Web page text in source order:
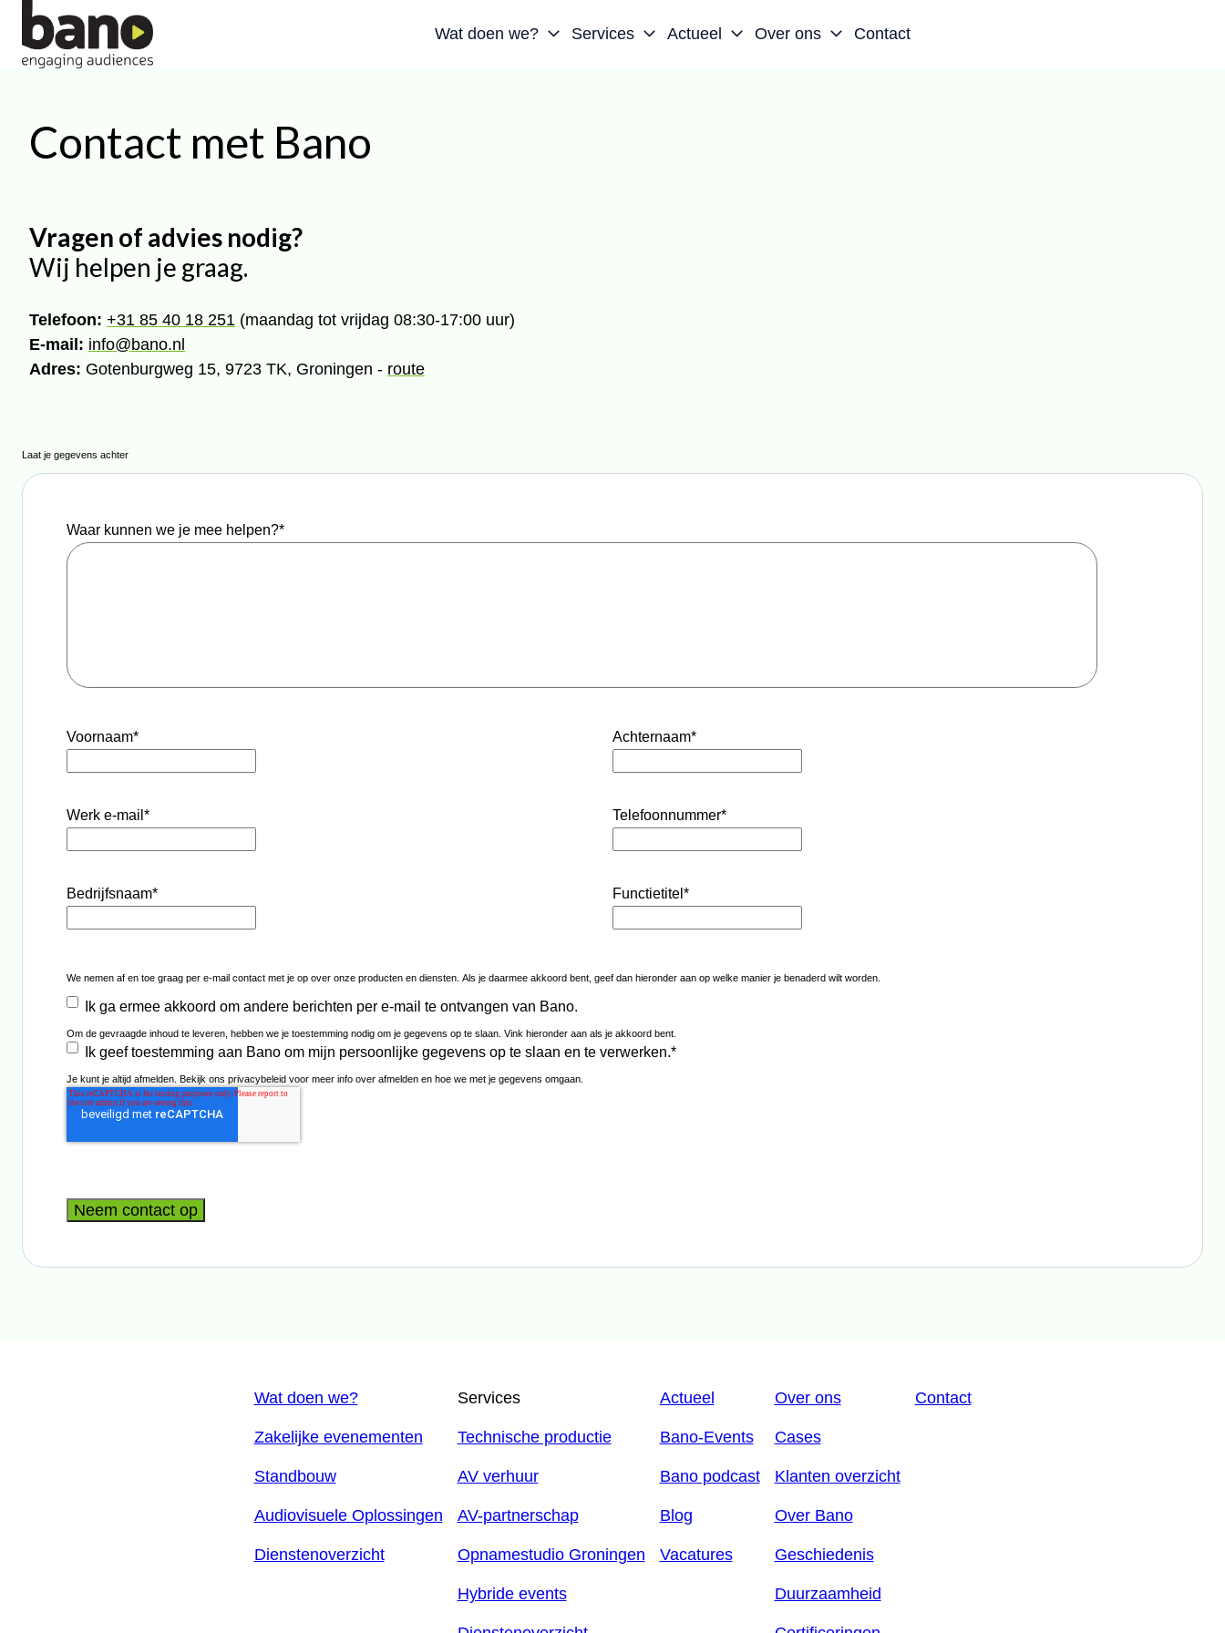
m
g
Wat doen we? Services Actueel Over ons Contact
Contact met Bano
Vragen of advies nodig?
Wij helpen je graag.
Telefoon: +31 85 40 18 251 (maandag tot vrijdag 08:30-17:00 uur)
E-mail: info@bano.nl
Adres: Gotenburgweg 15, 9723 TK, Groningen - route
Laat je gegevens achter
Waar kunnen we je mee helpen?*
Voornaam* Achternaam*
Werk e-mail * Telefoonnummer*
Bedrijfsnaam* Functietitel *
We nemen af en toe graag per e-mail contact met je op over onze producten en diensten. Als je daarmee akkoord bent, geef dan hieronder aan op welke manier je benaderd wilt worden.
Ik ga ermee akkoord om andere berichten per e-mail te ontvangen van Bano.
Om de gevraagde inhoud te leveren, hebben we je toestemming nodig om je gegevens op te slaan. Vink hieronder aan als je akkoord bent.
Ik geef toestemming aan Bano om mijn persoonlijke gegevens op te slaan en te verwerken.*
Je kunt je altijd afmelden. Bekijk ons privacybeleid voor meer info over afmelden en hoe we met je gegevens omgaan.
Wat doen we?
Zakelijke evenementen
Standbouw
Audiovisuele Oplossingen
Dienstenoverzicht
Services
Technische productie
AV verhuur
AV-partnerschap
Opnamestudio Groningen
Hybride events
Actueel
Bano-Events
Bano podcast
Blog
Vacatures
Over ons
Cases
Klanten overzicht
Over Bano
Geschiedenis
Duurzaamheid
Contact